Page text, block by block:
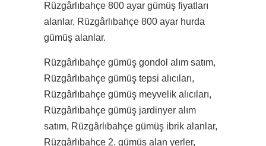
Rüzgârlıbahçe 800 ayar gümüş fiyatları
alanlar, Rüzgârlıbahçe 800 ayar hurda
gümüş alanlar.
Rüzgârlıbahçe gümüş gondol alım satım,
Rüzgârlıbahçe gümüş tepsi alıcıları,
Rüzgârlıbahçe gümüş meyvelik alıcıları,
Rüzgârlıbahçe gümüş jardinyer alım
satım, Rüzgârlıbahçe gümüş ibrik alanlar,
Rüzgârlıbahçe 2. gümüş alan yerler,